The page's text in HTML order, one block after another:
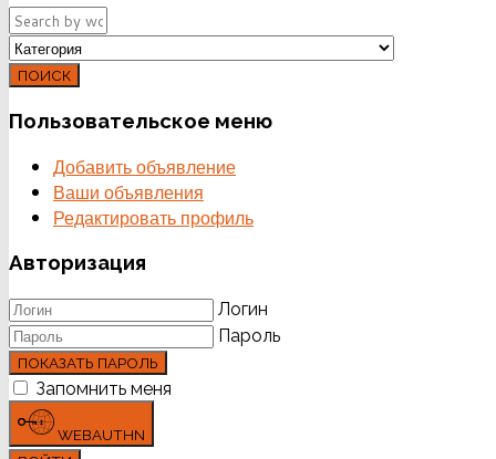
ПОИСК
Пользовательское меню
Добавить объявление
Ваши объявления
Редактировать профиль
Авторизация
Логин
Пароль
ПОКАЗАТЬ ПАРОЛЬ
Запомнить меня
WEBAUTHN